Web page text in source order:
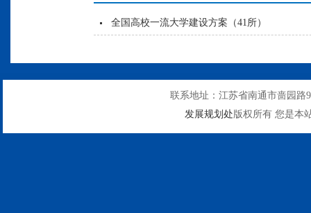
全国高校一流大学建设方案（41所）
联系地址：江苏省南通市啬园路
发展规划处版权所有 您是本